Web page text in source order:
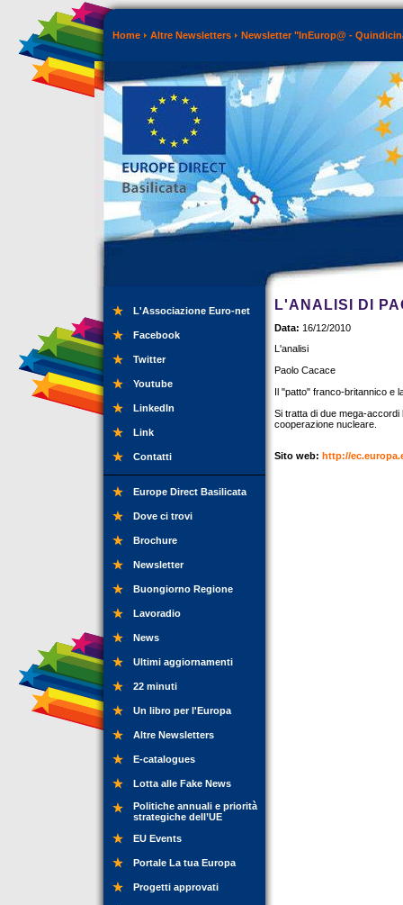
Home Altre Newsletters Newsletter "InEurop@ -
L'Associazione Euro-net
Facebook
Twitter
Youtube
LinkedIn
Link
Contatti
Europe Direct Basilicata
Dove ci trovi
Brochure
Newsletter
Buongiorno Regione
Lavoradio
News
Ultimi aggiornamenti
22 minuti
Un libro per l'Europa
Altre Newsletters
E-catalogues
Lotta alle Fake News
Politiche annuali e priorità
strategiche dell’UE
EU Events
Portale La tua Europa
Progetti approvati
L'ANALISI DI
Data: 16/12/2010
L'analisi
Paolo Cacace
Il "patto" franco-britannico e
Si tratta di due mega-accordi
cooperazione nucleare.
Sito web: http://